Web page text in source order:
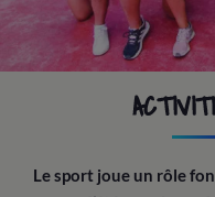
Le sport joue un rôle